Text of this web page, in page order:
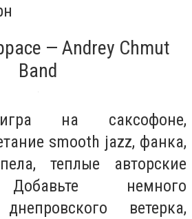
— Andrey Chmut
Band
на саксофоне,
smooth jazz, фанка,
теплые авторские
немного
ветерка,